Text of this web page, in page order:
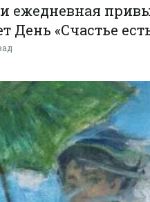
ежедневная
День «Счастье